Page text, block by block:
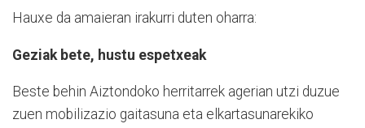
Hauxe da amaieran irakurri duten oharra:
Geziak bete, hustu espetxeak
Beste behin Aiztondoko herritarrek agerian utzi duzue
zuen mobilizazio gaitasuna eta elkartasunarekiko